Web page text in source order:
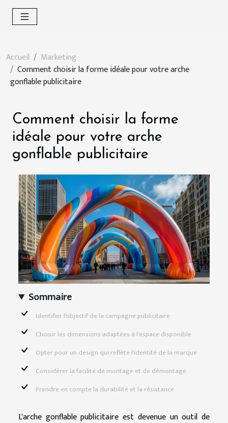
Accueil
Marketing
Comment choisir la forme idéale pour votre arche
gonflable publicitaire
Comment choisir la forme
idéale pour votre arche
gonflable publicitaire
Sommaire
Identifier l'objectif de la campagne publicitaire
Choisir les dimensions adaptées à l'espace disponible
Opter pour un design qui reflète l'identité de la marque
Considérer la facilité de montage et de démontage
Prendre en compte la durabilité et la résistance
L'arche gonflable publicitaire est devenue un outil de